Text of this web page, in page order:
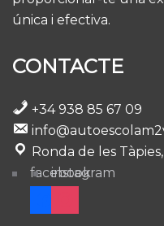
única i efectiva.
CONTACTE
+34 938 85 67 09
Ronda de les
facebook
instagram